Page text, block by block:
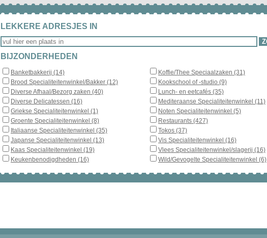
LEKKERE ADRESJES IN
BIJZONDERHEDEN
Banketbakkerij (14)
Brood Specialiteitenwinkel/Bakker (12)
Diverse Afhaal/Bezorg zaken (40)
Diverse Delicatessen (16)
Griekse Specialiteitenwinkel (1)
Groente Specialiteitenwinkel (8)
Italiaanse Specialiteitenwinkel (35)
Japanse Specialiteitenwinkel (13)
Kaas Specialiteitenwinkel (19)
Keukenbenodigdheden (16)
Koffie/Thee Speciaalzaken (31)
Kookschool of -studio (9)
Lunch- en eetcafés (35)
Mediteraanse Specialiteitenwinkel (11)
Noten Specialiteitenwinkel (5)
Restaurants (427)
Tokos (37)
Vis Specialiteitenwinkel (16)
Vlees Specialiteitenwinkel/slagerij (16)
Wild/Gevogelte Specialiteitenwinkel (6)